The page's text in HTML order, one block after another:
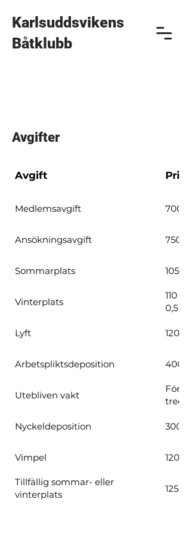
Karlsuddsvikens
Båtklubb
Avgifter
Avgift Pris
Medlemsavgift 700 kr
Ansökningsavgift 750 kr
Sommarplats 1050
Vinterplats
110
0,5
Lyft 1200
Arbetspliktsdeposition 400 kr
Utebliven vakt
Nyckeldeposition 300
Vimpel 120 kr
Tillfällig sommar- eller
vinterplats
125